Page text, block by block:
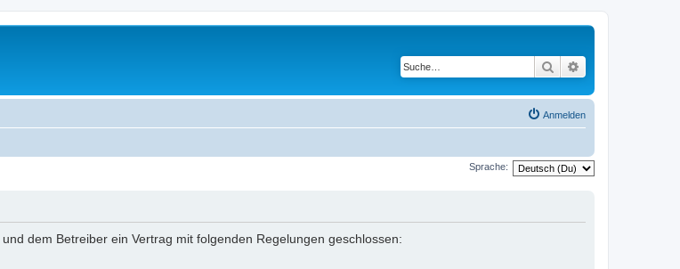
Suche
Anmelden
Sprache:
dem Betreiber ein Vertrag mit folgenden Regelungen geschlossen: